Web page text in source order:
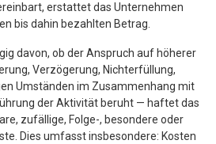
erstattet das Unternehmen
bis dahin bezahlten Betrag.
davon, ob der Anspruch auf höherer
Verzögerung, Nichterfüllung,
Umständen im Zusammenhang mit
der Aktivität beruht — haftet das
zufällige, Folge-, besondere oder
Dies umfasst insbesondere: Kosten